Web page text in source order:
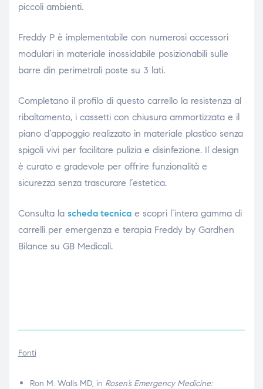
piccoli ambienti.
Freddy P è implementabile con numerosi accessori
modulari in materiale inossidabile posizionabili sulle
barre din perimetrali poste su 3 lati.
Completano il profilo di questo carrello la resistenza al
ribaltamento, i cassetti con chiusura ammortizzata e il
piano d’appoggio realizzato in materiale plastico senza
spigoli vivi per facilitare pulizia e disinfezione. Il design
è curato e gradevole per offrire funzionalità e
sicurezza senza trascurare l’estetica.
Consulta la scheda tecnicae scopri l’intera gamma di
carrelli per emergenza e terapia Freddy by Gardhen
Bilance su GB Medicali.
Fonti
Ron M. Walls MD, in Rosen’s Emergency Medicine: